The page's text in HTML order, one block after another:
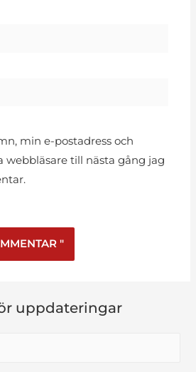
min e-postadress och
webbläsare till nästa gång jag
uppdateringar